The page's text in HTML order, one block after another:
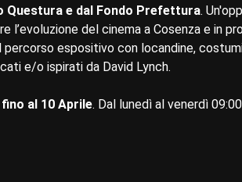
Questura e dal Fondo Prefettura.
l’evoluzione del cinema a Cosenza e in
espositivo con locandine,
e/o ispirati da David Lynch.
al 10 Aprile. Dal lunedì al venerdì